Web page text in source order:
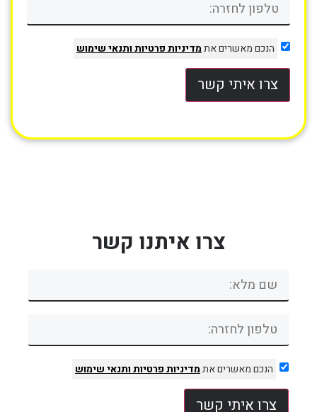
הנכם מאשרים אתמדיניות פרטיותותנאי שימוש
צרו איתי קשר
צרו איתנו קשר
הנכם מאשרים אתמדיניות פרטיותותנאי שימוש
צרו איתי קשר